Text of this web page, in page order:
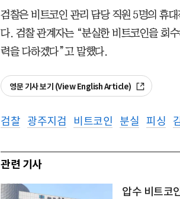
검찰은 비트코인 관리 담당 직원 5명의 휴
다. 검찰 관계자는 “분실한 비트코인을 회
력을 다하겠다”고 말했다.
영문 기사 보기 (View English Article)
검찰 광주지검 비트코인 분실 피싱
관련 기사
압수 비트코